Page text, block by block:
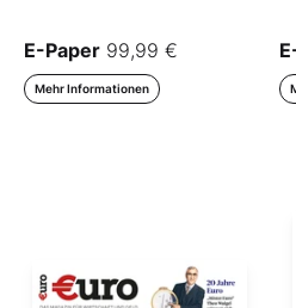
E-Paper 99,99 €
Mehr Informationen